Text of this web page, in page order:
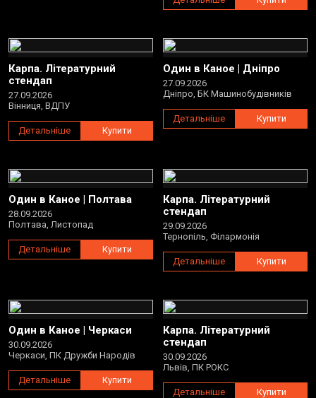
Карпа. Літературний
стендап
27.09.2026
Вінниця, ВДПУ
Детальніше Купити
Один в Каное | Дніпро
27.09.2026
Дніпро, БК Машинобудівників
Детальніше Купити
Один в Каное | Полтава
28.09.2026
Полтава, Листопад
Детальніше Купити
Карпа. Літературний
стендап
29.09.2026
Тернопіль, Філармонія
Детальніше Купити
Один в Каное | Черкаси
30.09.2026
Черкаси, ПК Дружби Народів
Детальніше Купити
Карпа. Літературний
стендап
30.09.2026
Львів, ПК РОКС
Детальніше Купити